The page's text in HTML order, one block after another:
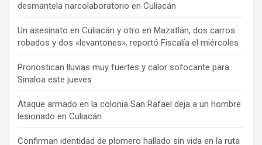
desmantela narcolaboratorio en Culiacán
Un asesinato en Culiacán y otro en Mazatlán, dos carros
robados y dos «levantones», reportó Fiscalía el miércoles
Pronostican lluvias muy fuertes y calor sofocante para
Sinaloa este jueves
Ataque armado en la colonia San Rafael deja a un hombre
lesionado en Culiacán
Confirman identidad de plomero hallado sin vida en la ruta